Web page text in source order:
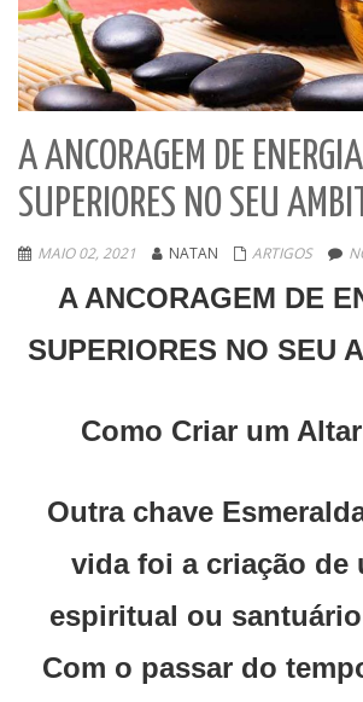
A ANCORAGEM DE
SUPERIORES NO SEU
MAIO 02, 2021 NATAN ARTIGOS
A ANCORAGEM DE
SUPERIORES NO SEU
Como Criar um
Outra chave
vida foi a criação de
espiritual ou santuário
Com o passar do